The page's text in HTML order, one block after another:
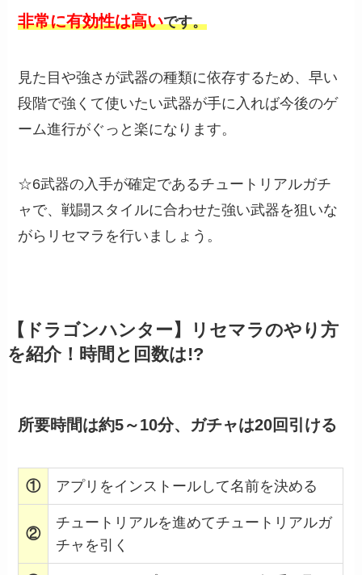
非常に有効性は高いです。
見た目や強さが武器の種類に依存するため、早い
段階で強くて使いたい武器が手に入れば今後のゲ
ーム進行がぐっと楽になります。
☆6武器の入手が確定であるチュートリアルガチ
ャで、戦闘スタイルに合わせた強い武器を狙いな
がらリセマラを行いましょう。
【ドラゴンハンター】リセマラのやり方
を紹介！時間と回数は!?
所要時間は約5～10分、ガチャは20回引ける
① アプリをインストールして名前を決める
②
チュートリアルを進めてチュートリアルガ
チャを引く